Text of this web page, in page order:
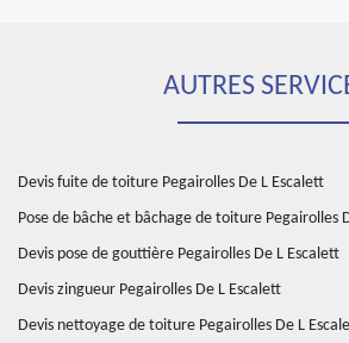
AUTRES
Devis fuite de toiture Pegairolles De L Escalett
Pose de bâche et bâchage de toiture Pegairolles
Devis pose de gouttière Pegairolles De L Escalett
Devis zingueur Pegairolles De L Escalett
Devis nettoyage de toiture Pegairolles De L